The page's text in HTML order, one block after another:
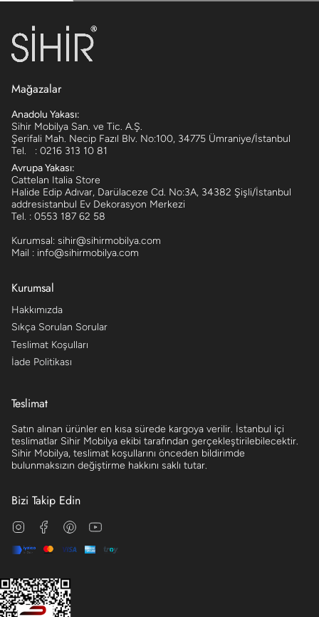
Mağazalar
Anadolu Yakası:
Sihir Mobilya San. ve Tic. A.Ş.
Şerifali Mah. Necip Fazıl Blv. No:100, 34775 Ümraniye/İstanbul
Tel. : 0216 313 10 81
Avrupa Yakası:
Cattelan Italia Store
Halide Edip Adıvar, Darülaceze Cd. No:3A, 34382 Şişli/İstanbul
addresistanbul Ev Dekorasyon Merkezi
Tel. : 0553 187 62 58
Kurumsal: sihir@sihirmobilya.com
Mail : info@sihirmobilya.com
Kurumsal
Hakkımızda
Sıkça Sorulan Sorular
Teslimat Koşulları
İade Politikası
Teslimat
Satın alınan ürünler en kısa sürede kargoya verilir. İstanbul içi
teslimatlar Sihir Mobilya ekibi tarafından gerçekleştirilebilecektir.
Sihir Mobilya, teslimat koşullarını önceden bildirimde
bulunmaksızın değiştirme hakkını saklı tutar.
Bizi Takip Edin
InstagramFacebookPinterest